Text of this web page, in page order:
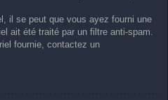
il se peut que vous ayez fourni une
ait été traité par un filtre anti-spam.
fournie, contactez un